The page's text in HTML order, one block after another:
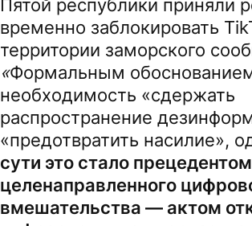
Пятой республики приняли
временно заблокировать
территории заморского
«Формальным
необходимость «сдержать
распространение
«предотвратить насилие»,
сути это стало прецедентом
целенаправленного
вмешательства — актом